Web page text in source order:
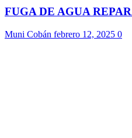
FUGA DE AGUA
Muni Cobán febrero 12, 2025 0